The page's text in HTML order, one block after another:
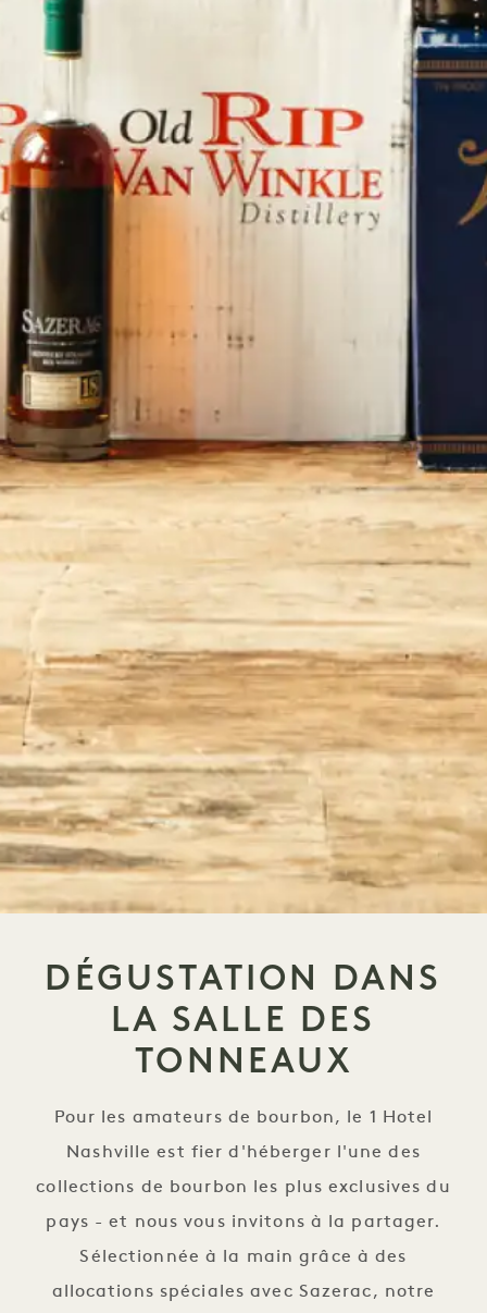
DÉGUSTATION DANS
LA SALLE DES
TONNEAUX
Pour les amateurs de bourbon, le 1 Hotel
Nashville est fier d'héberger l'une des
collections de bourbon les plus exclusives du
pays - et nous vous invitons à la partager.
Sélectionnée à la main grâce à des
allocations spéciales avec Sazerac, notre